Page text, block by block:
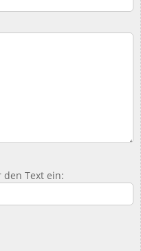
den Text ein: